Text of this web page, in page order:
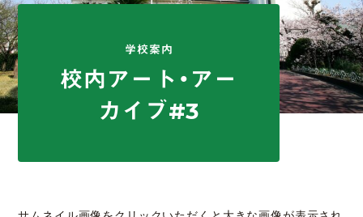
校内アート・アー
カイブ#3